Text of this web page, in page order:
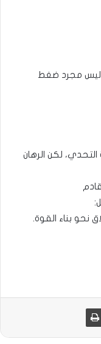
ليس مجرد ضغط
لكن الرهان
نحو بناء القوة.